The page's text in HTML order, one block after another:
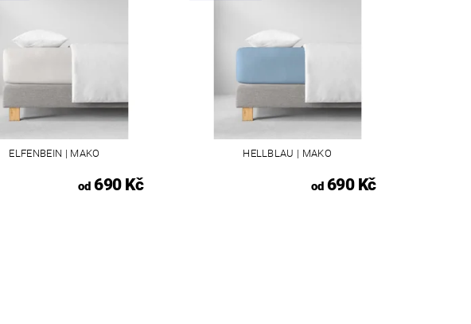
ELFENBEIN | MAKO
od690 Kč
HELLBLAU | MAKO
od690 Kč